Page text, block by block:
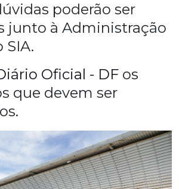
poderão ser
junto à Administração
SIA.
Oficial - DF os
que devem ser